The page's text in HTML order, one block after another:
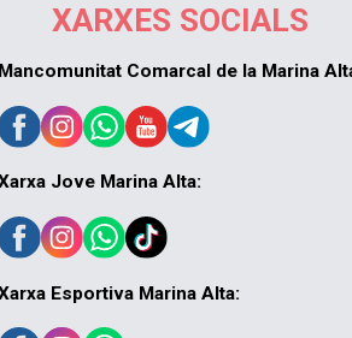
XARXES SOCIALS
Mancomunitat Comarcal de la Marina
Jove Marina Alta:
Esportiva Marina Alta: